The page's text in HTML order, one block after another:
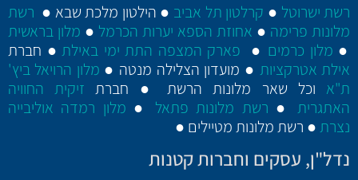
רשת ישרוטל ● קרלטון תל אביב ● הילטון מלכת שבא ● רשת
מלונות פרימה ● אחוזת הספא יערות הכרמל ● מלון בראשית
● מלון כרמים ● פארק המצפה התת ימי באילת● חברת
אילת אטרקציות ● מועדון הצלילה מנטה ● מלון הרויאל ביץ'
ת"א וכל שאר מלונות הרשת ● חברת זיקית החוויה
האתגרית● רשת מלונות פתאל ● מלון רמדה אוליבייה
נצרת● רשת מלונות מטיילים ●
נדל"ן, עסקים וחברות קטנות